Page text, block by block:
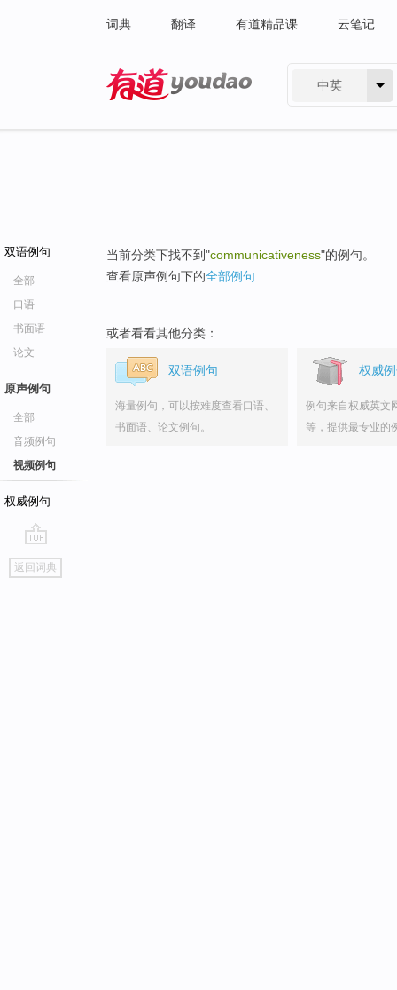
词典 翻译 有道精品课 云笔记
中英
双语例句
全部
口语
书面语
论文
原声例句
全部
音频例句
视频例句
权威例句
go
top
返回词典
当前分类下找不到"communicativeness"的例句。
查看原声例句下的全部例句
或者看看其他分类：
双语例句
海量例句，可以按难度查看口语、
书面语、论文例句。
权威
例句来自权威英文
等，提供最专业的